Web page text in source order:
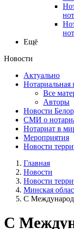
Ещё
Новости
Актуально
Нотариальная
Все
Авторы
Новости
СМИ о
Нотариат в
Мероприятия
Новости
Главная
Новости
Новости
Минская
С
С